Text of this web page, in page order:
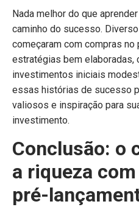
Nada melhor do que
caminho do sucesso.
começaram com compras
estratégias bem elaboradas,
investimentos iniciais
essas histórias de sucesso
valiosos e inspiração para
investimento.
Conclusão: o
a riqueza
pré-